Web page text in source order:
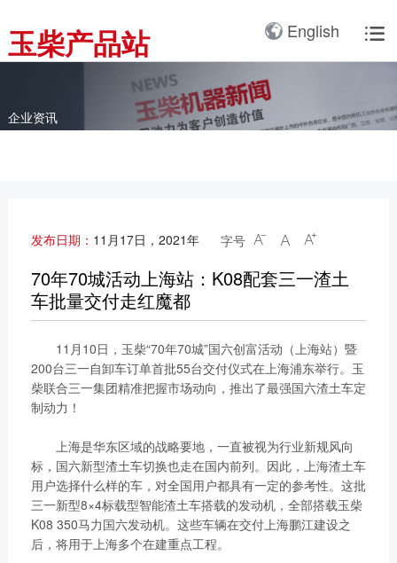
玉柴产品站 
English
产品与解决方案
卡车动力
工程机械动力
新能源动力
工业动力
发电系统
产品3D展厅
全球服务支持
服务理念
玉柴已在全球拥有完善服
12个商用车系统部/驻外
销售大区、18个通机大
区驻外销售大区、13个
船电驻外营销中心、5个
玉柴芯蓝驻外销售大区、
31个服务与后市场驻外
市场部、6400多家服务
站、6000多家配件销售
网点；在亚洲、美洲、非
洲、欧洲等地设立了21
全球服务网络
海外服务网络
服务理念
服务理念与服务承诺
服务政策
我们的公司
研发实力
司始建于1951年，是一
家以动力系统为圆心、实
施同心多元化发展的国有
大型企业集团。公司旗下
股、参股二级子公司，涉
及发动机制造及其产业
链、物流及供应链服务，
三大产业板块，在广西、
广东、江苏、安徽、湖
北、重庆、辽宁等地均有
产业基地布局。
了解更多
企业资讯
发布日期： 11月17日，2021年 字号   
70年70城活动上海站：K08配套三一渣土
车批量交付走红魔都
11月10日，玉柴“70年70城”国六创富活动（上海站）暨
200台三一自卸车订单首批55台交付仪式在上海浦东举行。玉
柴联合三一集团精准把握市场动向，推出了最强国六渣土车定
制动力！
上海是华东区域的战略要地，一直被视为行业新规风向
标，国六新型渣土车切换也走在国内前列。因此，上海渣土车
用户选择什么样的车，对全国用户都具有一定的参考性。这批
三一新型8×4标载型智能渣土车搭载的发动机，全部搭载玉柴
K08 350马力国六发动机。这些车辆在交付上海鹏江建设之
后，将用于上海多个在建重点工程。